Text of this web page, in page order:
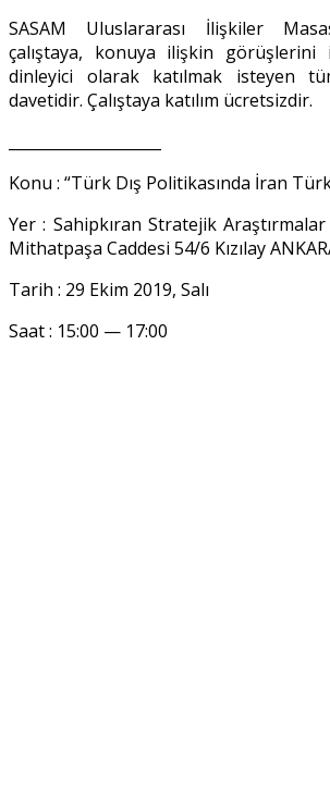
SASAM Uluslararası İlişkiler
çalıştaya, konuya ilişkin görüşlerini
dinleyici olarak katılmak isteyen
davetidir. Çalıştaya katılım ücretsizdir.
Konu : “Türk Dış Politikasında İran
Yer : Sahipkıran Stratejik
Mithatpaşa Caddesi 54/6 Kızılay
Tarih : 29 Ekim 2019, Salı
Saat : 15:00 — 17:00